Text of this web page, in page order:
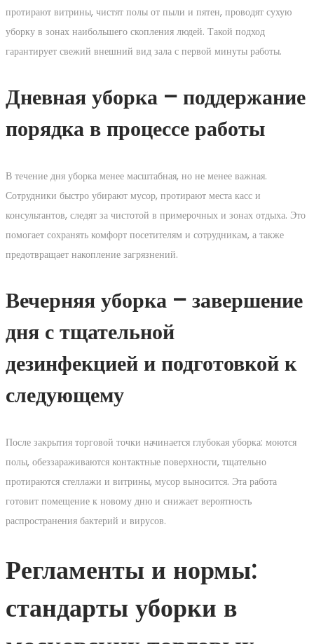
протирают витрины, чистят полы от пыли и пятен, проводят сухую
уборку в зонах наибольшего скопления людей. Такой подход
гарантирует свежий внешний вид зала с первой минуты работы.
Дневная уборка – поддержание
порядка в процессе работы
В течение дня уборка менее масштабная, но не менее важная.
Сотрудники быстро убирают мусор, протирают места касс и
консультантов, следят за чистотой в примерочных и зонах отдыха. Это
помогает сохранять комфорт посетителям и сотрудникам, а также
предотвращает накопление загрязнений.
Вечерняя уборка – завершение
дня с тщательной
дезинфекцией и подготовкой к
следующему
После закрытия торговой точки начинается глубокая уборка: моются
полы, обеззараживаются контактные поверхности, тщательно
протираются стеллажи и витрины, мусор выносится. Эта работа
готовит помещение к новому дню и снижает вероятность
распространения бактерий и вирусов.
Регламенты и нормы:
стандарты уборки в